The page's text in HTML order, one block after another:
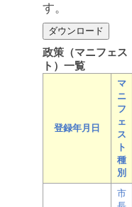
す。
政策（マニフェス
ト）一覧
登録年月日
マ
ニ
フ
ェ
ス
ト
種
別
市